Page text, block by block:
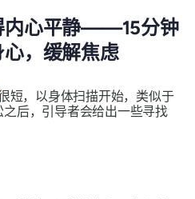
内心平静——15分钟
，缓解焦虑
短，以身体扫描开始，类似于
后，引导者会给出一些寻找